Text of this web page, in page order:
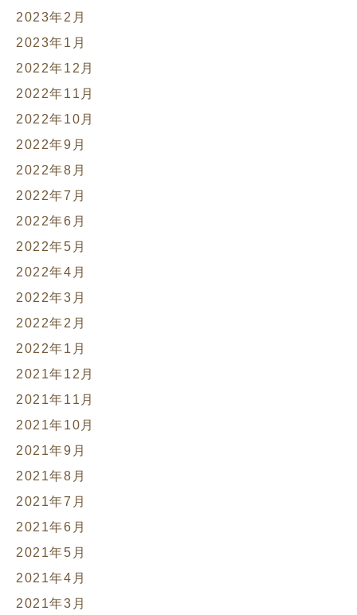
2023年2月
2023年1月
2022年12月
2022年11月
2022年10月
2022年9月
2022年8月
2022年7月
2022年6月
2022年5月
2022年4月
2022年3月
2022年2月
2022年1月
2021年12月
2021年11月
2021年10月
2021年9月
2021年8月
2021年7月
2021年6月
2021年5月
2021年4月
2021年3月